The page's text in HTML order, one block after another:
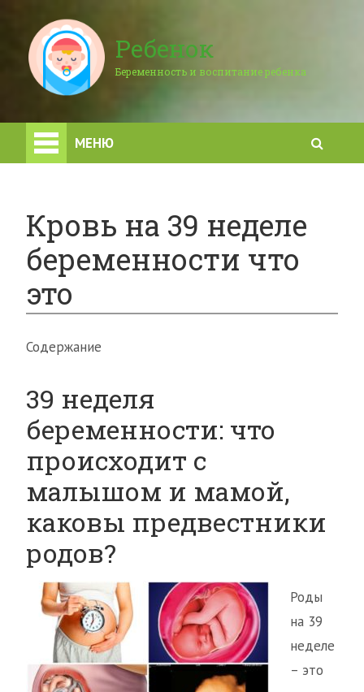
Ребенок
Беременность и воспитание ребенка
МЕНЮ
Кровь на 39 неделе
беременности что
это
Содержание
39 неделя
беременности: что
происходит с
малышом и мамой,
каковы предвестники
родов?
Роды
на 39
неделе
– это